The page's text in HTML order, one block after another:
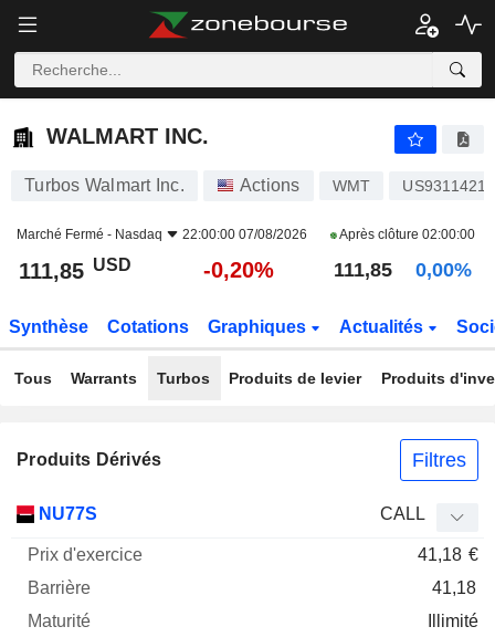
WALMART INC.
WALMART INC.
Turbos Walmart Inc. Actions WMT
Marché Fermé - Nasdaq 22:00:00 07/08/2026 Après clôture 02:00:00
111,85 USD -0,20% 111,85 0,00%
Synthèse Cotations Graphiques Actualités
Tous Warrants Turbos Produits de levier Produits
Produits Dérivés Filtres
Mnemo Type
NU77S CALL
41,18 €
41,18
Illimité